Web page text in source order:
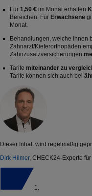
Für 1,50 € im Monat erhalten
Bereichen. Für Erwachsene
Monat.
Behandlungen, welche Ihnen
Zahnarzt/Kieferorthopäden
Zahnzusatzversicherungen
Tarife miteinander zu
Tarife können sich auch bei
Dieser Inhalt wird regelmäßig
Dirk Hilmer, CHECK24-Experte
1.